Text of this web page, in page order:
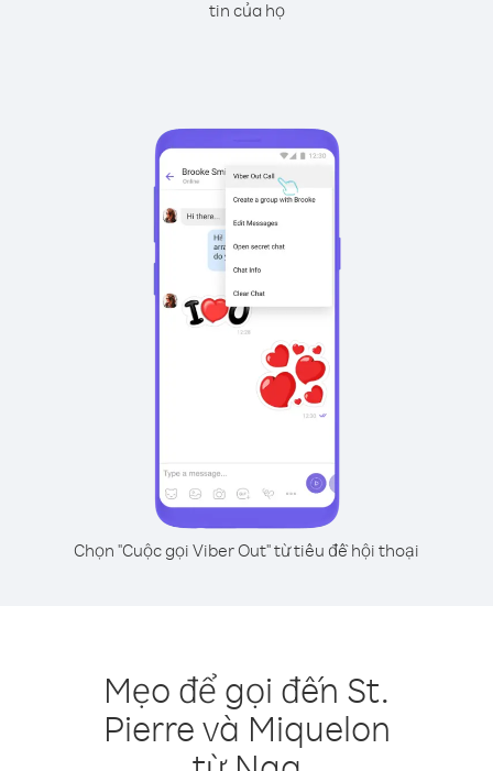
tin của họ
Chọn "Cuộc gọi Viber Out" từ tiêu đề hội thoại
Mẹo để gọi đến St.
Pierre và Miquelon